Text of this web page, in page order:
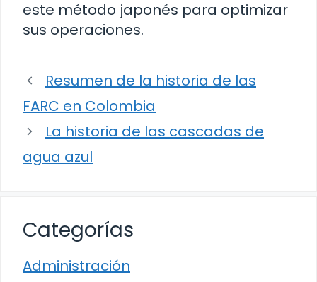
este método japonés para optimizar
sus operaciones.
Resumen de la historia de las
FARC en Colombia
La historia de las cascadas de
agua azul
Categorías
Administración